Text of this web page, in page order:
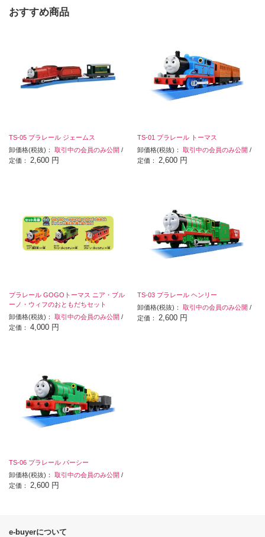
おすすめ商品
TS-05 プラレール ジェームス
卸価格(税抜)： 取引中の会員のみ公開 /
定価： 2,600 円
TS-01 プラレール トーマス
卸価格(税抜)：取引中の会員のみ公開 /
定価： 2,600 円
プラレール GOGOトーマス ニア・ブル
ーノ・ウィフのおともだちセット
卸価格(税抜)： 取引中の会員のみ公開 /
定価： 4,000 円
TS-03 プラレール ヘンリー
卸価格(税抜)：取引中の会員のみ公開 /
定価： 2,600 円
TS-06 プラレール パーシー
卸価格(税抜)： 取引中の会員のみ公開 /
定価： 2,600 円
e-buyerについて